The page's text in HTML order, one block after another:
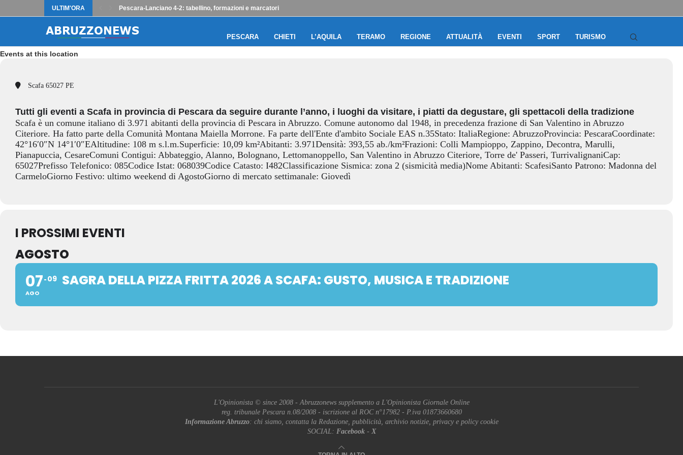
ULTIM'ORA Pescara-Lanciano 4-2: tabellino, formazioni e marcatori
PESCARA CHIETI L’AQUILA TERAMO REGIONE ATTUALITÀ EVENTI SPORT TURISMO
Events at this location
Scafa 65027 PE
Tutti gli eventi a Scafa in provincia di Pescara da seguire durante l’anno, i luoghi da visitare, i piatti da degustare, gli spettacoli della tradizione
Scafa è un comune italiano di 3.971 abitanti della provincia di Pescara in Abruzzo. Comune autonomo dal 1948, in precedenza frazione di San Valentino in Abruzzo
Citeriore. Ha fatto parte della Comunità Montana Maiella Morrone. Fa parte dell'Ente d'ambito Sociale EAS n.35Stato: ItaliaRegione: AbruzzoProvincia: PescaraCoordinate:
42°16′0″N 14°1′0″EAltitudine: 108 m s.l.m.Superficie: 10,09 km²Abitanti: 3.971Densità: 393,55 ab./km²Frazioni: Colli Mampioppo, Zappino, Decontra, Marulli,
Pianapuccia, CesareComuni Contigui: Abbateggio, Alanno, Bolognano, Lettomanoppello, San Valentino in Abruzzo Citeriore, Torre de' Passeri, TurrivalignaniCap:
65027Prefisso Telefonico: 085Codice Istat: 068039Codice Catasto: I482Classificazione Sismica: zona 2 (sismicità media)Nome Abitanti: ScafesiSanto Patrono: Madonna del
CarmeloGiorno Festivo: ultimo weekend di AgostoGiorno di mercato settimanale: Giovedì
I PROSSIMI EVENTI
AGOSTO
07
AGO
09 SAGRA DELLA PIZZA FRITTA 2026 A SCAFA: GUSTO, MUSICA E TRADIZIONE
L'Opinionista © since 2008 - Abruzzonews supplemento a L'Opinionista Giornale Online
reg. tribunale Pescara n.08/2008 - iscrizione al ROC n°17982 - P.iva 01873660680
Informazione Abruzzo: chi siamo, contatta la Redazione, pubblicità, archivio notizie, privacy e policy cookie
SOCIAL: Facebook- X